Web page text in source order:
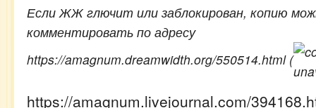
Если ЖЖ глючит или заблокирован, копию
комментировать по адресу
https://amagnum.dreamwidth.org/550514.html (
https://amagnum.livejournal.com/